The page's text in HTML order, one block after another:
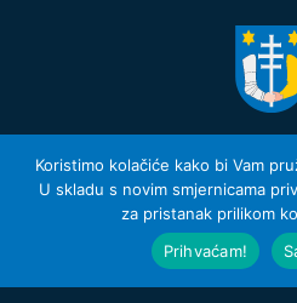
Izjava o privatnosti i
© 2026
Koristimo kolačiće kako bi Vam
U skladu s novim smjernicama
za pristanak prilikom
Prihvaćam!